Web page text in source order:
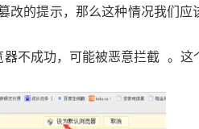
改的提示，那么这种情况我们应
不成功，可能被恶意拦截 。这